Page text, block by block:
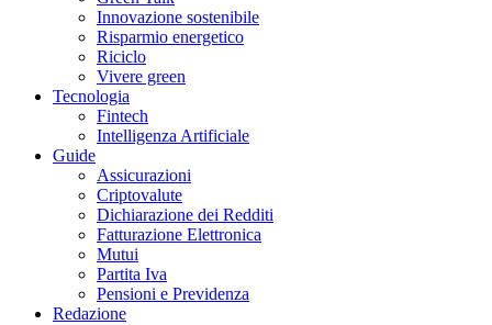
Innovazione sostenibile
Risparmio energetico
Riciclo
Vivere green
Tecnologia
Fintech
Intelligenza Artificiale
Guide
Assicurazioni
Criptovalute
Dichiarazione dei Redditi
Fatturazione Elettronica
Mutui
Partita Iva
Pensioni e Previdenza
Redazione